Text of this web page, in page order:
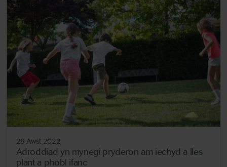
29 Awst 2022
Adroddiad yn mynegi pryderon am iechyd a lles
plant a phobl ifanc